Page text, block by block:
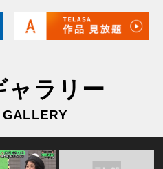
ャラリー
GALLERY